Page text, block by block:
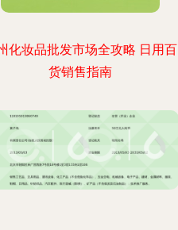
化妆品批发市场全攻略 日用百
货销售指南